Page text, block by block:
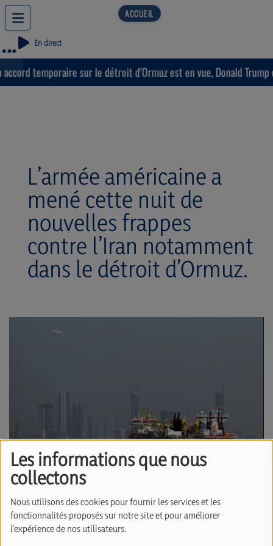
Les informations que nous
collectons
Nous utilisons des cookies pour fournir les services et les
fonctionnalités proposés sur notre site et pour améliorer
l'expérience de nos utilisateurs.
En direct
temporaire sur le détroit d’Ormuz est en vue, Donald Trump
L’armée américaine a
mené cette nuit de
nouvelles frappes
contre l’Iran notamment
dans le détroit d’Ormuz.
09 juillet 2026
L’armée américaine a annoncé avoir mené de